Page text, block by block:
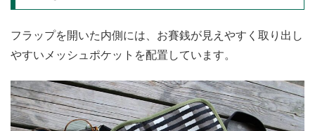
フラップを開いた内側には、お賽銭が見えやすく取り出し
やすいメッシュポケットを配置しています。